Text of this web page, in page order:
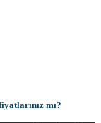
mı?